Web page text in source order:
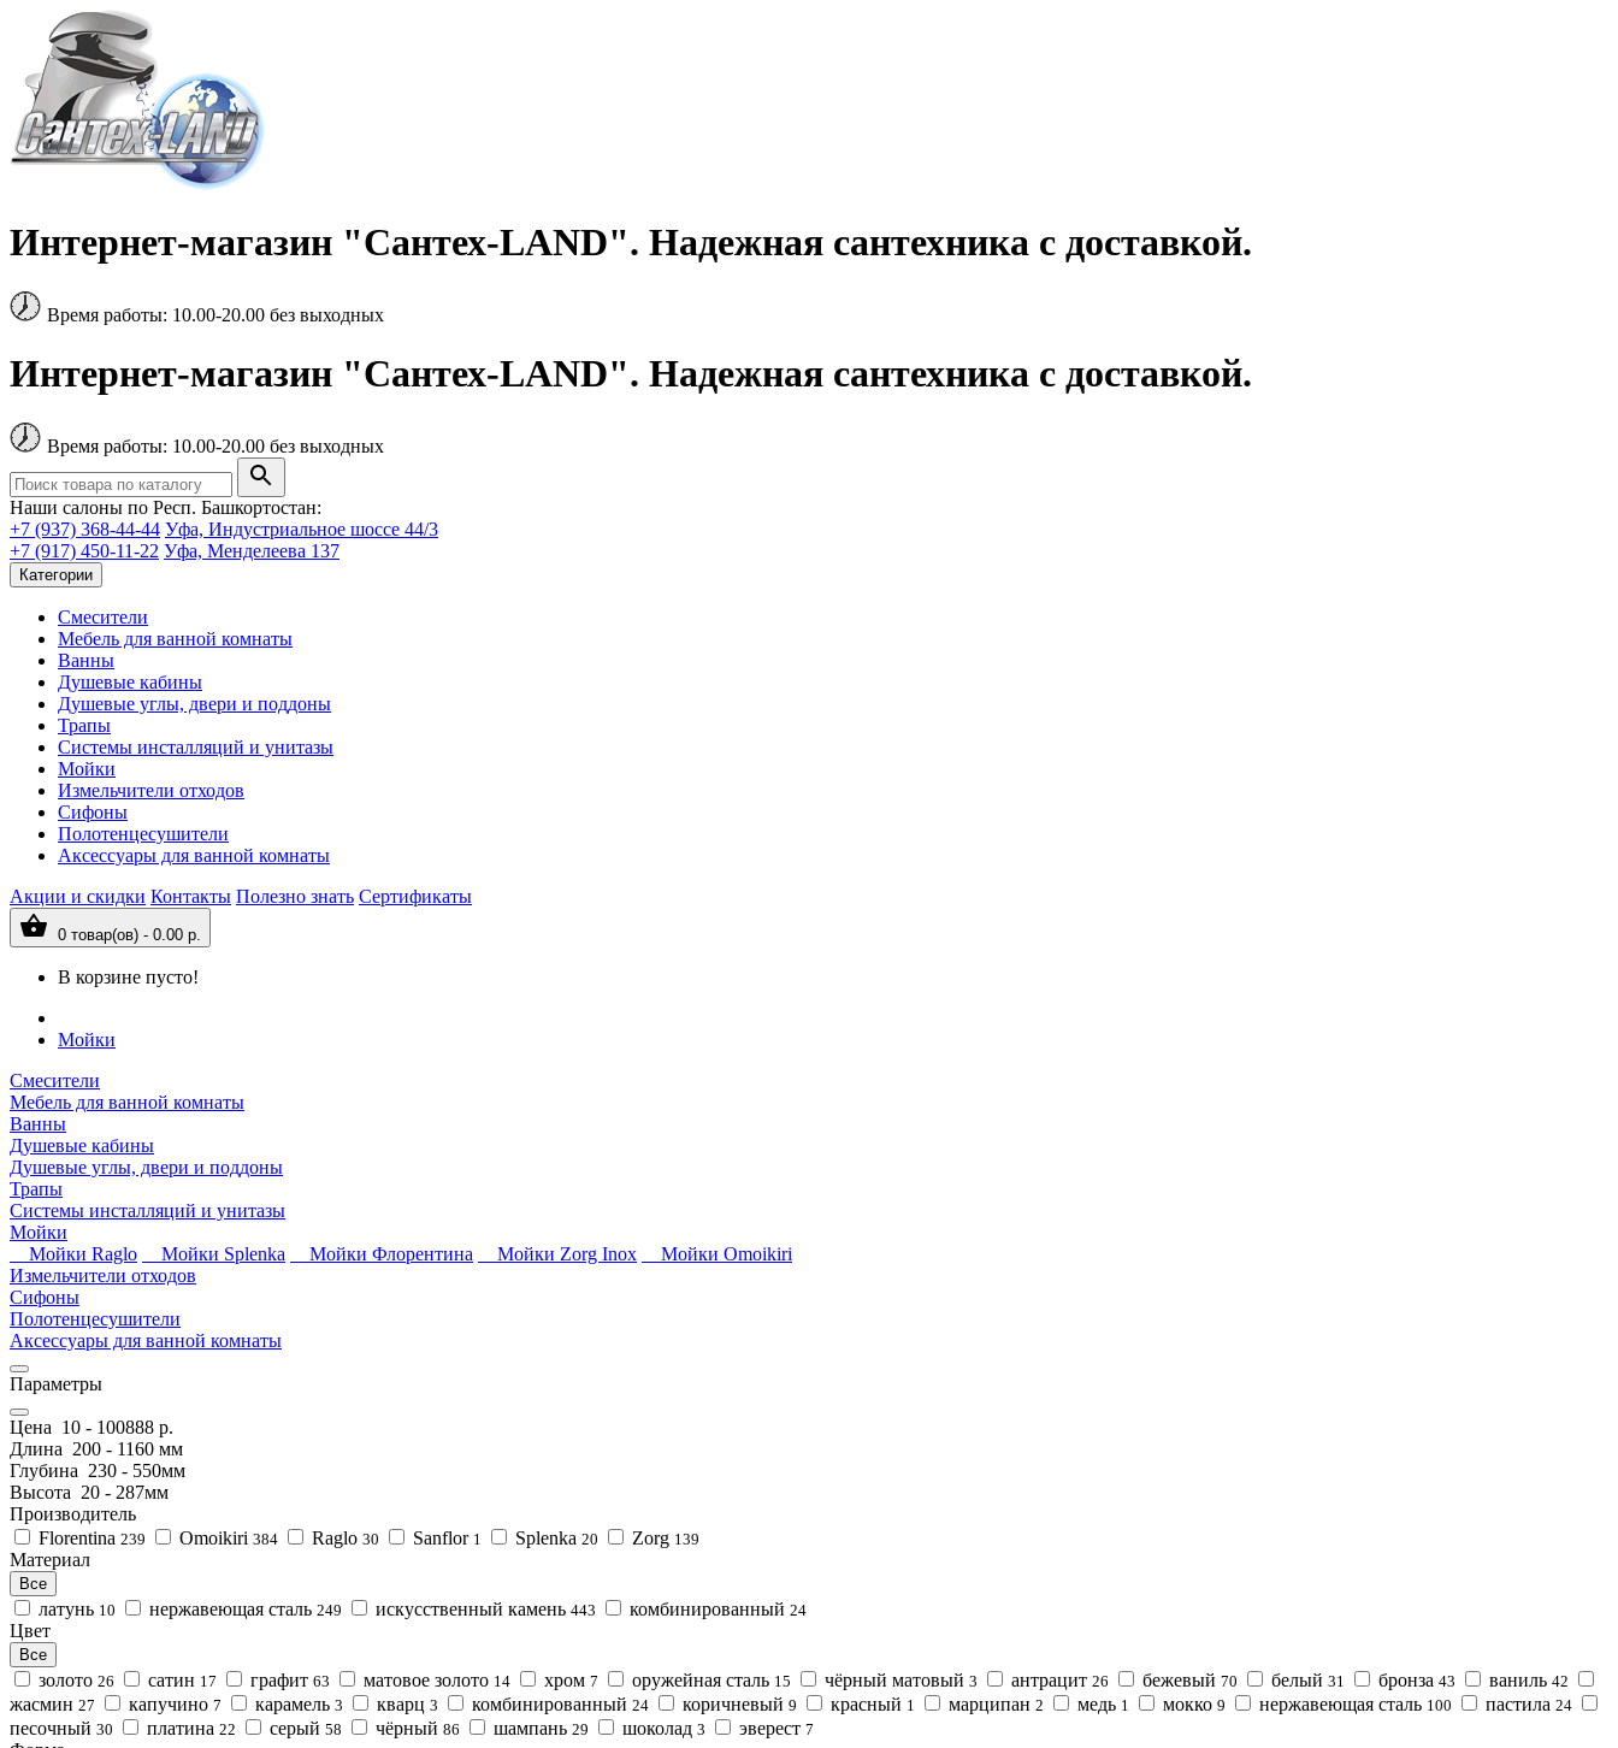
Интернет-магазин "Сантех-LAND". Надежная сантехника с доставкой.
Время работы: 10.00-20.00 без выходных
Интернет-магазин "Сантех-LAND". Надежная сантехника с доставкой.
Время работы: 10.00-20.00 без выходных
Наши салоны по Респ. Башкортостан:
+7 (937) 368-44-44 Уфа, Индустриальное шоссе 44/3
+7 (917) 450-11-22 Уфа, Менделеева 137
Категории
Смесители
Мебель для ванной комнаты
Ванны
Душевые кабины
Душевые углы, двери и поддоны
Трапы
Системы инсталляций и унитазы
Мойки
Измельчители отходов
Сифоны
Полотенцесушители
Аксессуары для ванной комнаты
Акции и скидки Контакты Полезно знать Сертификаты
0 товар(ов) - 0.00 р.
В корзине пусто!
Мойки
Смесители
Мебель для ванной комнаты
Ванны
Душевые кабины
Душевые углы, двери и поддоны
Трапы
Системы инсталляций и унитазы
Мойки
Мойки Raglo
Мойки Splenka Мойки Флорентина Мойки Zorg Inox
Мойки Omoikiri
Измельчители отходов
Сифоны
Полотенцесушители
Аксессуары для ванной комнаты
Параметры
Цена 10 - 100888 р.
Длина 200 - 1160 мм
Глубина 230 - 550мм
Высота 20 - 287мм
Производитель
Florentina 239 Omoikiri 384 Raglo 30 Sanflor 1 Splenka 20 Zorg 139
Материал
Все
латунь 10 нержавеющая сталь 249 искусственный камень 443 комбинированный 24
Цвет
Все
золото 26 сатин 17 графит 63 матовое золото 14 хром 7 оружейная сталь 15 чёрный матовый 3 антрацит 26 бежевый 70 белый 31 бронза 43 ваниль 42
жасмин 27 капучино 7 карамель 3 кварц 3 комбинированный 24 коричневый 9 красный 1 марципан 2 медь 1 мокко 9 нержавеющая сталь 100 пастила 24
песочный 30 платина 22 серый 58 чёрный 86 шампань 29 шоколад 3 эверест 7